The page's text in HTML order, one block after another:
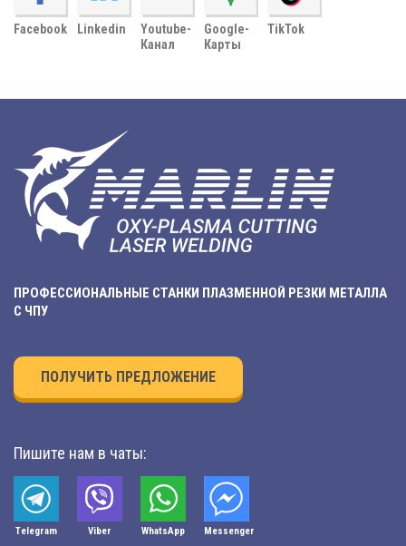
Facebook Linkedin
Youtube-
Канал
Google-
Карты
TikTok
ПРОФЕССИОНАЛЬНЫЕ СТАНКИ ПЛАЗМЕННОЙ РЕЗКИ МЕТАЛЛА
С ЧПУ
ПОЛУЧИТЬ ПРЕДЛОЖЕНИЕ
Пишите нам в чаты:
Telegram Viber WhatsApp Мessenger